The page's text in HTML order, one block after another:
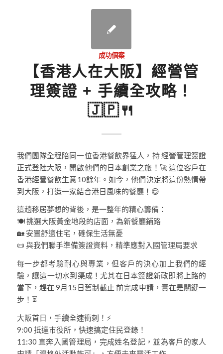
成功個案
【香港人在大阪】經營管
理簽證 + 手續全攻略！
🇯🇵🍴
我們團隊全程陪同一位香港餐飲界猛人，持 經營管理簽證
正式登陸大阪，開啟他們的日本創業之旅！🚀 這位客戶在
香港經營餐飲生意10餘年。如今，他們決定將這份熱情帶
到大阪，打造一家結合港日風味的餐廳！😋
這趟移居夢想的背後，是一整年的精心籌備：
🍽️ 挑選大阪黃金地段的店面，為新餐廳鋪路
🏡 安置舒適住宅，確保生活無憂
📜 與我們聯手準備簽證資料，精準應對入國管理局要求
每一步都考驗耐心與專業，但客戶的決心加上我們的經
驗，讓這一切水到渠成！尤其在日本簽證新政即將上路的
當下，趕在 9月15日舊制截止 前完成申請，實在是關鍵一
步！⏳
大阪首日，手續全速衝刺！⚡
9:00 抵達市役所，快速搞定住民登錄！
11:30 直奔入國管理局，完成姓名登記，並為客戶的家人